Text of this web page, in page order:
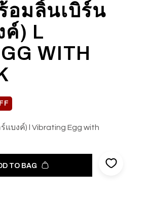
อมลิ้นเบิร์น
ค์) L
WITH
บงค์) l Vibrating Egg with
TO BAG